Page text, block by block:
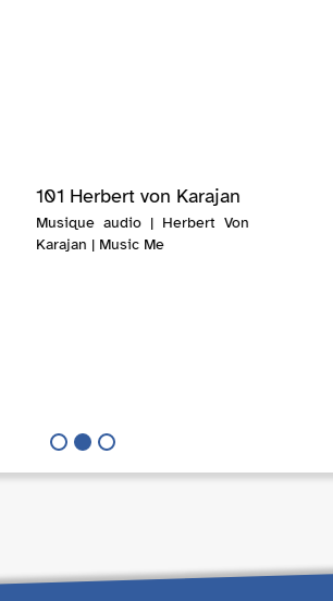
101 Herbert von Karajan
Musique audio | Herbert Von
Karajan | Music Me